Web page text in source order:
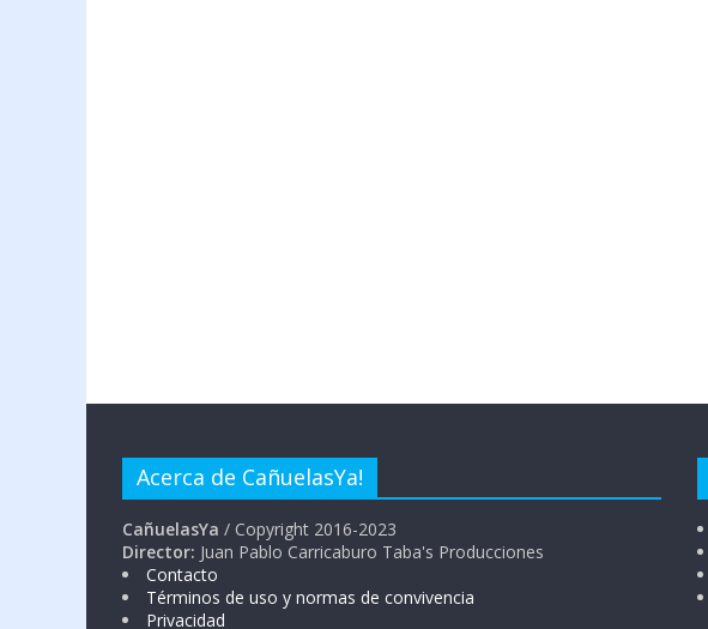
Acerca de CañuelasYa!
CañuelasYa / Copyright 2016-2023
Director: Juan Pablo Carricaburo Taba's Producciones
Contacto
Términos de uso y normas de convivencia
Privacidad